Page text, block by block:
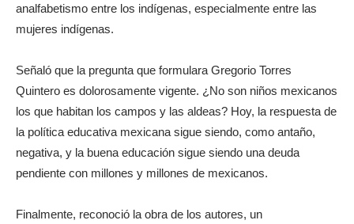
analfabetismo entre los indígenas, especialmente entre las
mujeres indígenas.
Señaló que la pregunta que formulara Gregorio Torres
Quintero es dolorosamente vigente. ¿No son niños mexicanos
los que habitan los campos y las aldeas? Hoy, la respuesta de
la política educativa mexicana sigue siendo, como antaño,
negativa, y la buena educación sigue siendo una deuda
pendiente con millones y millones de mexicanos.
Finalmente, reconoció la obra de los autores, un